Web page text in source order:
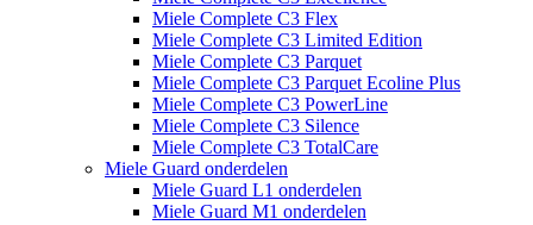
Miele Complete C3 Flex
Miele Complete C3 Limited Edition
Miele Complete C3 Parquet
Miele Complete C3 Parquet Ecoline Plus
Miele Complete C3 PowerLine
Miele Complete C3 Silence
Miele Complete C3 TotalCare
Miele Guard onderdelen
Miele Guard L1 onderdelen
Miele Guard M1 onderdelen